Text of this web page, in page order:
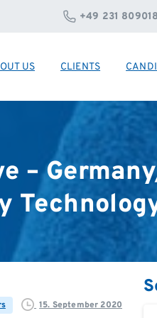
+49 231
US CLIENTS
–
15. September 2020